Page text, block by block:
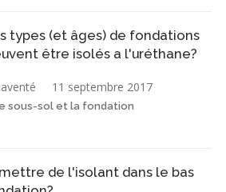
types (et âges) de fondations
être isolés a l'uréthane?
11 septembre 2017
sous-sol et la fondation
de l'isolant dans le bas